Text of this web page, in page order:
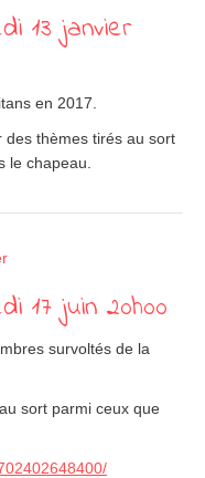
13 janvier
en 2017.
des thèmes tirés au sort
le chapeau.
17 juin 20h00
survoltés de la
sort parmi ceux que